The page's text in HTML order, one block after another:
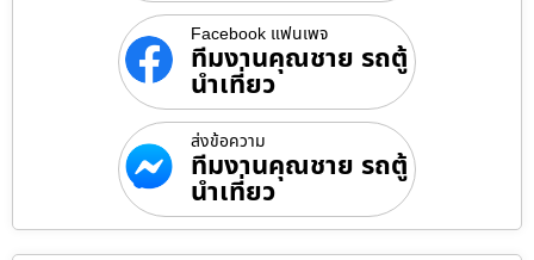
Facebook แฟนเพจ
ทีมงานคุณชาย รถตู้
นำเที่ยว
ส่งข้อความ
ทีมงานคุณชาย รถตู้
นำเที่ยว